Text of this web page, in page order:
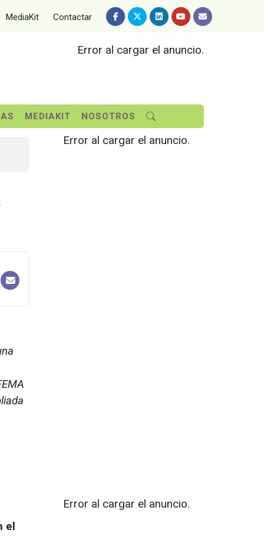
MediaKit Contactar
Error al cargar el anuncio.
MEDIAKIT NOSOTROS
Error al cargar el anuncio.
el
Error al cargar el anuncio.